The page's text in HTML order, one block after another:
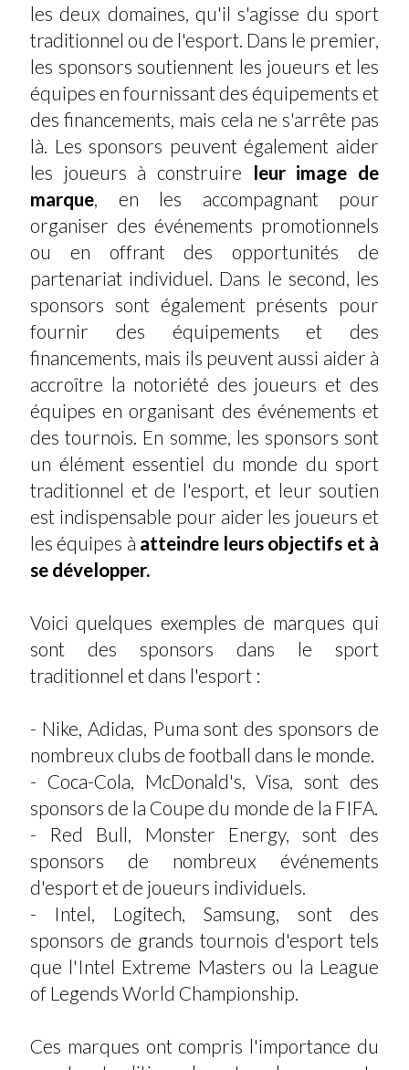
les deux domaines, qu'il s'agisse du sport
traditionnel ou de l'esport. Dans le premier,
les sponsors soutiennent les joueurs et les
équipes en fournissant des équipements et
des financements, mais cela ne s'arrête pas
là. Les sponsors peuvent également aider
les joueurs à construire leur image de
marque, en les accompagnant pour
organiser des événements promotionnels
ou en offrant des opportunités de
partenariat individuel. Dans le second, les
sponsors sont également présents pour
fournir des équipements et des
financements, mais ils peuvent aussi aider à
accroître la notoriété des joueurs et des
équipes en organisant des événements et
des tournois. En somme, les sponsors sont
un élément essentiel du monde du sport
traditionnel et de l'esport, et leur soutien
est indispensable pour aider les joueurs et
les équipes à atteindre leurs objectifs et à
se développer.
Voici quelques exemples de marques qui
sont des sponsors dans le sport
traditionnel et dans l'esport :
- Nike, Adidas, Puma sont des sponsors de
nombreux clubs de football dans le monde.
- Coca-Cola, McDonald's, Visa, sont des
sponsors de la Coupe du monde de la FIFA.
- Red Bull, Monster Energy, sont des
sponsors de nombreux événements
d'esport et de joueurs individuels.
- Intel, Logitech, Samsung, sont des
sponsors de grands tournois d'esport tels
que l'Intel Extreme Masters ou la League
of Legends World Championship.
Ces marques ont compris l'importance du